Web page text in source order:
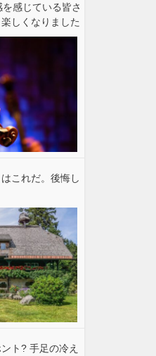
感じている皆さ
しくなりました
これだ。後悔し
ト? 手足の冷え